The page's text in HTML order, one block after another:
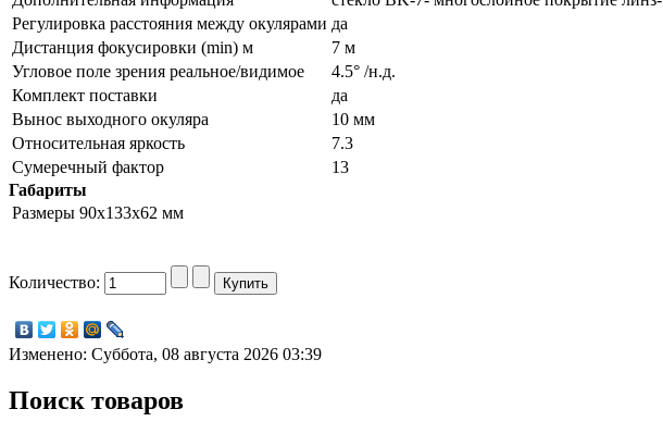
Регулировка расстояния между окулярами да
Дистанция фокусировки (min) м
7 м
Угловое поле зрения реальное/видимое
4.5° /н.д.
Комплект поставки
да
Вынос выходного окуляра
10 мм
Относительная яркость
7.3
Сумеречный фактор
13
Габариты
Размеры 90x133x62 мм
Количество:
Изменено: Суббота, 08 августа 2026 03:39
Поиск товаров